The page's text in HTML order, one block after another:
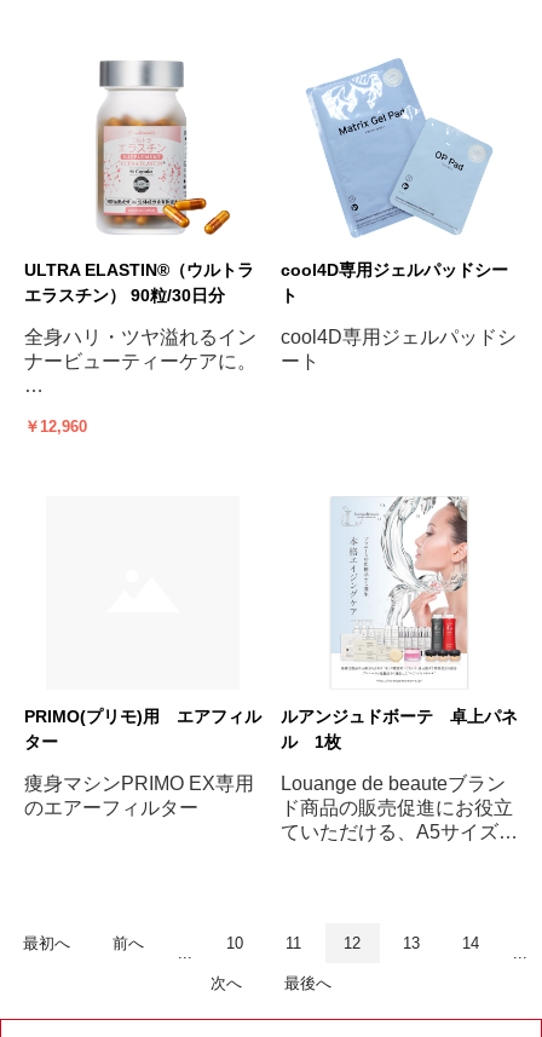
ULTRA ELASTIN®（ウルトラ
エラスチン） 90粒/30日分
全身ハリ・ツヤ溢れるイン
ナービューティーケアに。
バストや女性特有のお悩み
￥12,960
cool4D専用ジェルパッドシー
ト
cool4D専用ジェルパッドシ
ート
PRIMO(プリモ)用 エアフィル
ター
痩身マシンPRIMO EX専用
のエアーフィルター
ルアンジュドボーテ 卓上パネ
ル 1枚
Louange de beauteブラン
ド商品の販売促進にお役立
ていただける、A5サイズの
最初へ 前へ 10 11 12 13 14
次へ
最後へ